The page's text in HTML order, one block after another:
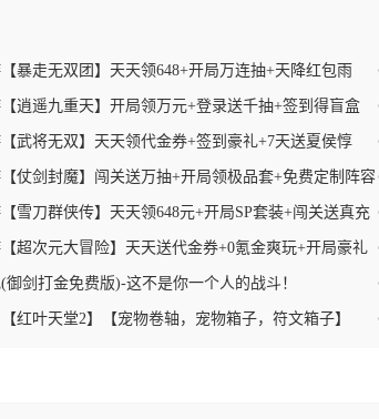
暴走无双团】天天领648+开局万连抽+天降红包雨
卡逍遥九重天】开局领万元+登录送千抽+签到得盲盒
武将无双】天天领代金券+签到豪礼+7天送夏侯惇
折扣福利
仗剑封魔】闯关送万抽+开局领极品套+免费定制阵容
礼+内置0.1折
雪刀群侠传】天天领648元+开局SP套装+闯关送真充
超次元大冒险】天天送代金券+0氪金爽玩+开局豪礼
御剑打金免费版)-这不是你一个人的战斗！
【红叶天堂2】【宠物卷轴，宠物箱子，符文箱子】